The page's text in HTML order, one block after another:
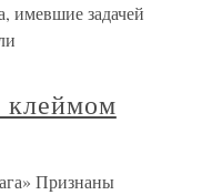
имевшие задачей
клеймом
Признаны